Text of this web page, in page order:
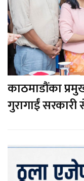
काठमाडौंका
गुरागाईं